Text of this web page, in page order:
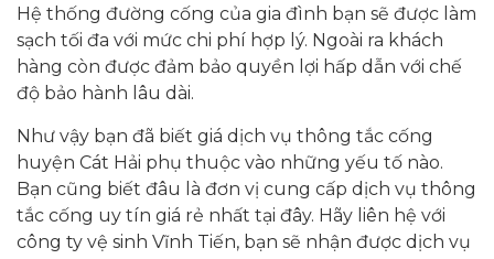
Hệ thống đường cống của gia đình bạn sẽ được làm
sạch tối đa với mức chi phí hợp lý. Ngoài ra khách
hàng còn được đảm bảo quyền lợi hấp dẫn với chế
độ bảo hành lâu dài.
Như vậy bạn đã biết giá dịch vụ thông tắc cống
huyện Cát Hải phụ thuộc vào những yếu tố nào.
Bạn cũng biết đâu là đơn vị cung cấp dịch vụ thông
tắc cống uy tín giá rẻ nhất tại đây. Hãy liên hệ với
công ty vệ sinh Vĩnh Tiến, bạn sẽ nhận được dịch vụ